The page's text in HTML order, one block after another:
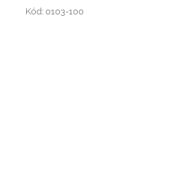
Kód:0103-100